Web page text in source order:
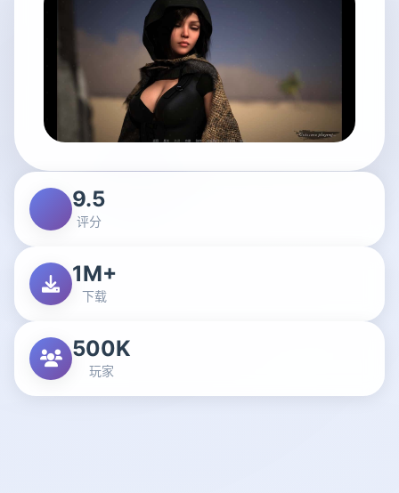
9.5
评分
1M+
下载
500K
玩家